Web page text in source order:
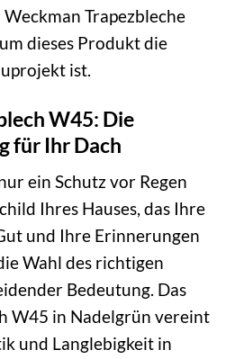
Trapezbleche
dieses Produkt die
ist.
W45: Die
für Ihr Dach
ein Schutz vor Regen
Ihres Hauses, das Ihre
und Ihre Erinnerungen
Wahl des richtigen
Bedeutung. Das
W45 in Nadelgrün vereint
und Langlebigkeit in